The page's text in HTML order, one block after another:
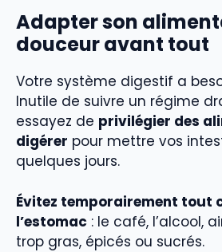
Adapter son
douceur avant tout
Votre système digestif a
Inutile de suivre un régime
essayez de privilégier des
digérer pour mettre vos
quelques jours.
Évitez temporairement tout
l’estomac : le café, l’alcool,
trop gras, épicés ou sucrés.